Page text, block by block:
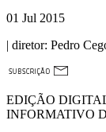
01 Jul 2015
| diretor: Pedro
EDIÇÃO
INFORMATIVO